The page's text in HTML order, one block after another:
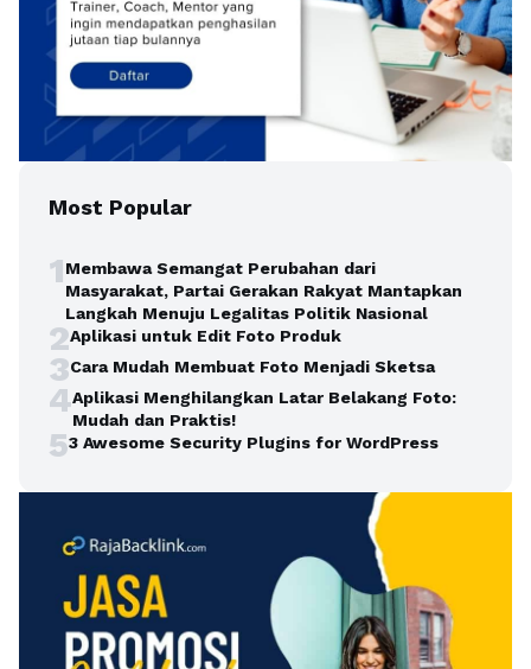
Most Popular
1Membawa Semangat Perubahan dari
Masyarakat, Partai Gerakan Rakyat Mantapkan
Langkah Menuju Legalitas Politik Nasional
2Aplikasi untuk Edit Foto Produk
3Cara Mudah Membuat Foto Menjadi Sketsa
4Aplikasi Menghilangkan Latar Belakang Foto:
Mudah dan Praktis!
53 Awesome Security Plugins for WordPress